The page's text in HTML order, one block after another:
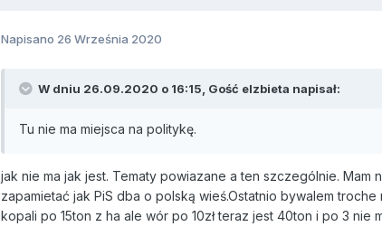
Napisano 26 Września 2020
W dniu 26.09.2020 o 16:15, Gość elzbieta napisał:
Tu nie ma miejsca na politykę.
jak nie ma jak jest. Tematy powiazane a ten szczególnie.
zapamietać jak PiS dba o polską wieś.Ostatnio bywalem
kopali po 15ton z ha ale wór po 10zł teraz jest 40ton i po 3 nie